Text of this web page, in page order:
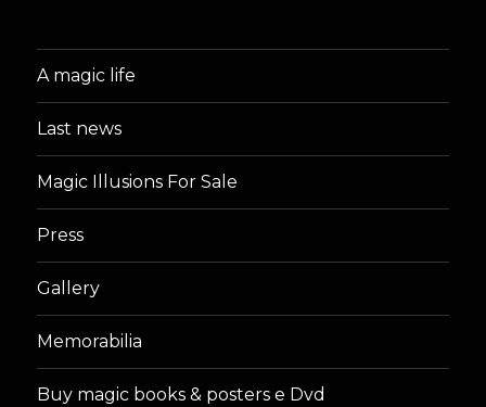
A magic life
Last news
Magic Illusions For Sale
Press
Gallery
Memorabilia
Buy magic books & posters e Dvd